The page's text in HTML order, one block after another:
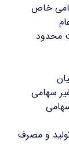
خاص
محدود
سهامی
و مصرف